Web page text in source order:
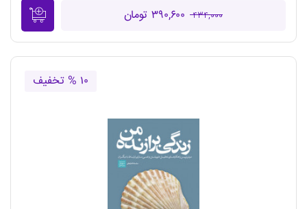
۴۳۴,۰۰۰ ۳۹۰,۶۰۰ تومان
۱۰ % تخفیف